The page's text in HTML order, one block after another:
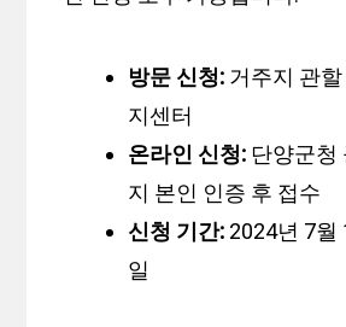
방문 신청: 거주지 관할
지센터
온라인 신청: 단양군청
지 본인 인증 후 접수
신청 기간: 2024년 7월
일